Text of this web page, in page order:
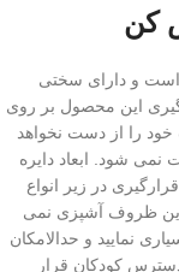
کن
و دارای سختی
این محصول بر روی
خود را از دست نخواهد
شود. ابعاد دایره
در زیر انواع
این ظروف آشپزی نمی
نمایید و حدالامکان
کودکان قرار